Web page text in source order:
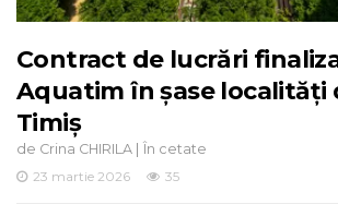
Contract de lucrări
Aquatim în șase localități
Timiș
de Crina CHIRILA | În cetate
23 martie 2026
35